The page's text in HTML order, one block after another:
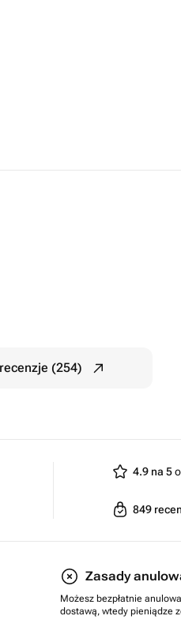
(254)
4.9 na 5
849
Zasady
Możesz bezpłatnie
dostawą, wtedy pieniądze